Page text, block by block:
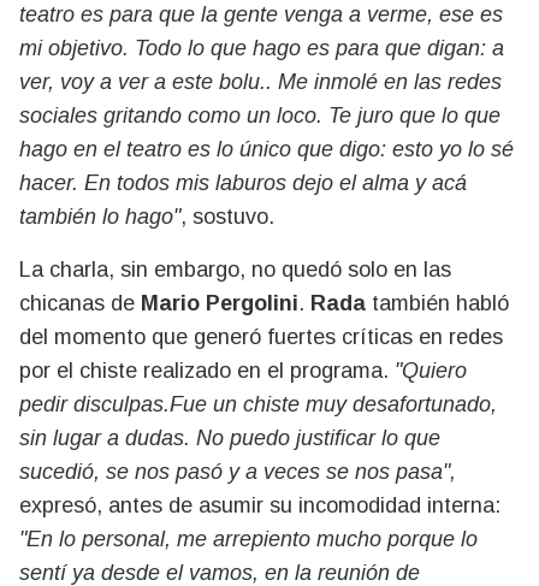
teatro es para que la gente venga a verme, ese es
mi objetivo. Todo lo que hago es para que digan: a
ver, voy a ver a este bolu.. Me inmolé en las redes
sociales gritando como un loco. Te juro que lo que
hago en el teatro es lo único que digo: esto yo lo sé
hacer. En todos mis laburos dejo el alma y acá
también lo hago", sostuvo.
La charla, sin embargo, no quedó solo en las
chicanas de Mario Pergolini. Rada también habló
del momento que generó fuertes críticas en redes
por el chiste realizado en el programa. "Quiero
pedir disculpas.Fue un chiste muy desafortunado,
sin lugar a dudas. No puedo justificar lo que
sucedió, se nos pasó y a veces se nos pasa",
expresó, antes de asumir su incomodidad interna:
"En lo personal, me arrepiento mucho porque lo
sentí ya desde el vamos, en la reunión de